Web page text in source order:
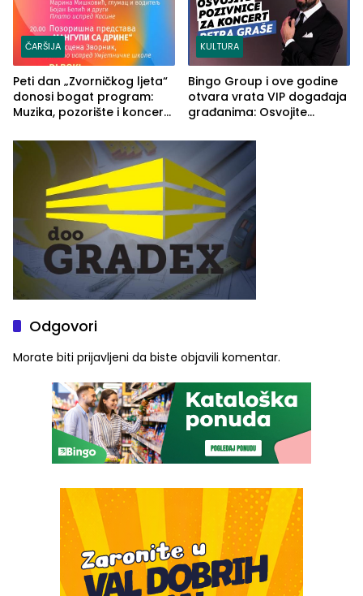
ČARŠIJA
Peti dan „Zvorničkog ljeta“
donosi bogat program:
Muzika, pozorište i koncert
KULTURA
Bingo Group i ove godine
otvara vrata VIP događaja
građanima: Osvojite
Graše
Odgovori
Morate biti prijavljeni da biste objavili komentar.